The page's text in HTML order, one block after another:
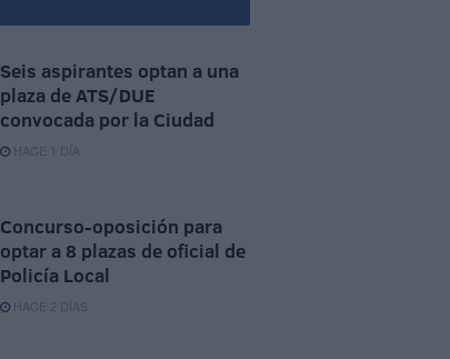
Seis aspirantes optan a una
plaza de ATS/DUE
convocada por la Ciudad
HACE 1 DÍA
Concurso-oposición para
optar a 8 plazas de oficial de
Policía Local
HACE 2 DÍAS